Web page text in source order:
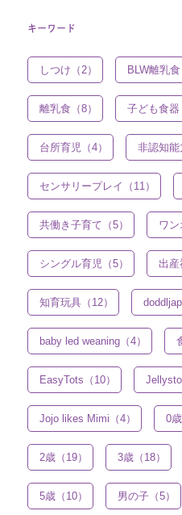
キーワード
しつけ（2） BLW離乳食
離乳食（8） 子ども食器
台所育児（4） 非認知能
センサリープレイ（11）
共働き子育て（5） ワン
シングル育児（5） 出産
知育玩具（12）
baby led weaning（4）
EasyTots（10）
Jojo likes Mimi（4） 0歳
2歳（19） 3歳（18）
5歳（10） 男の子（5）